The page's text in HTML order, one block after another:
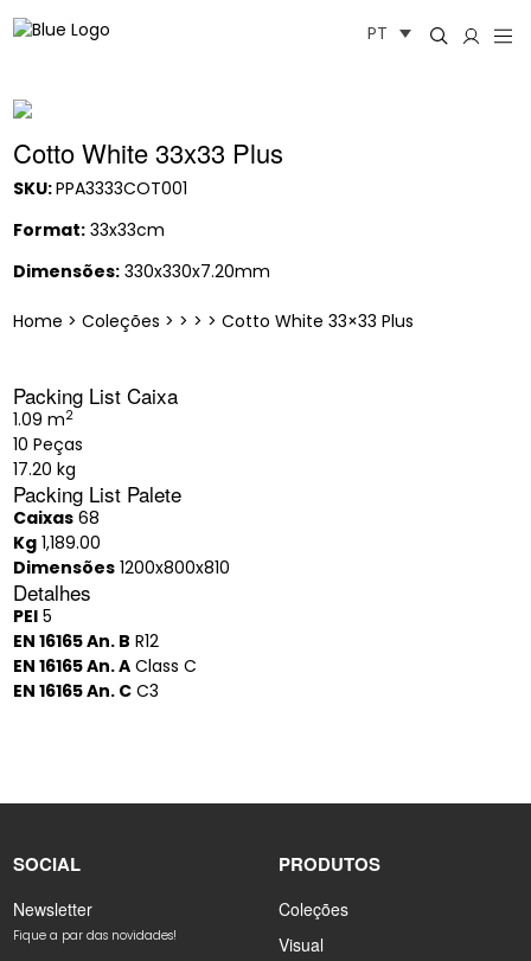
para
PT
Cotto White 33x33 Plus
SKU:PPA3333COT001
Format:33x33cm
Dimensões:330x330x7.20mm
Home > Coleções > > > > Cotto White 33×33 Plus
Packing List Caixa
1.09 m2
10 Peças
17.20 kg
Packing List Palete
Caixas68
Kg1,189.00
Dimensões1200x800x810
Detalhes
PEI5
EN 16165 An. B R12
EN 16165 An. AClass C
EN 16165 An. CC3
SOCIAL
Newsletter
Fique a par das novidades!
PRODUTOS
Coleções
Visual